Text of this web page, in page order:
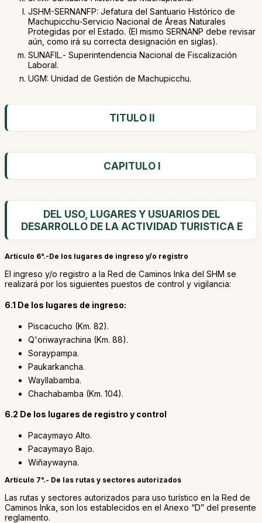
JSHM-SERNANFP: Jefatura del Santuario Histórico de
Machupicchu-Servicio Nacional de Áreas Naturales
Protegidas por el Estado. (El mismo SERNANP debe revisar
aún, como irá su correcta designación en siglas).
SUNAFIL.- Superintendencia Nacional de Fiscalización
Laboral.
UGM: Unidad de Gestión de Machupicchu.
TITULO II
CAPITULO I
DEL USO, LUGARES Y USUARIOS DEL
DESARROLLO DE LA ACTIVIDAD TURISTICA E
Artículo 6°.-De los lugares de ingreso y/o registro
El ingreso y/o registro a la Red de Caminos Inka del SHM se
realizará por los siguientes puestos de control y vigilancia:
6.1 De los lugares de ingreso:
Piscacucho (Km. 82).
Q'oriwayrachina (Km. 88).
Soraypampa.
Paukarkancha.
Wayllabamba.
Chachabamba (Km. 104).
6.2 De los lugares de registro y control
Pacaymayo Alto.
Pacaymayo Bajo.
Wiñaywayna.
Artículo 7°.- De las rutas y sectores autorizados
Las rutas y sectores autorizados para uso turístico en la Red de
Caminos Inka, son los establecidos en el Anexo “D” del presente
reglamento.